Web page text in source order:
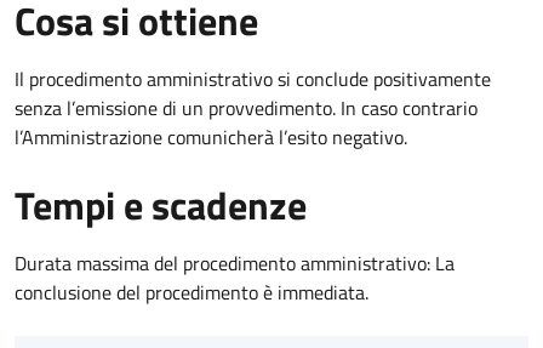
Cosa si ottiene
Il procedimento amministrativo si conclude positivamente
senza l’emissione di un provvedimento. In caso contrario
l’Amministrazione comunicherà l’esito negativo.
Tempi e scadenze
Durata massima del procedimento amministrativo: La
conclusione del procedimento è immediata.